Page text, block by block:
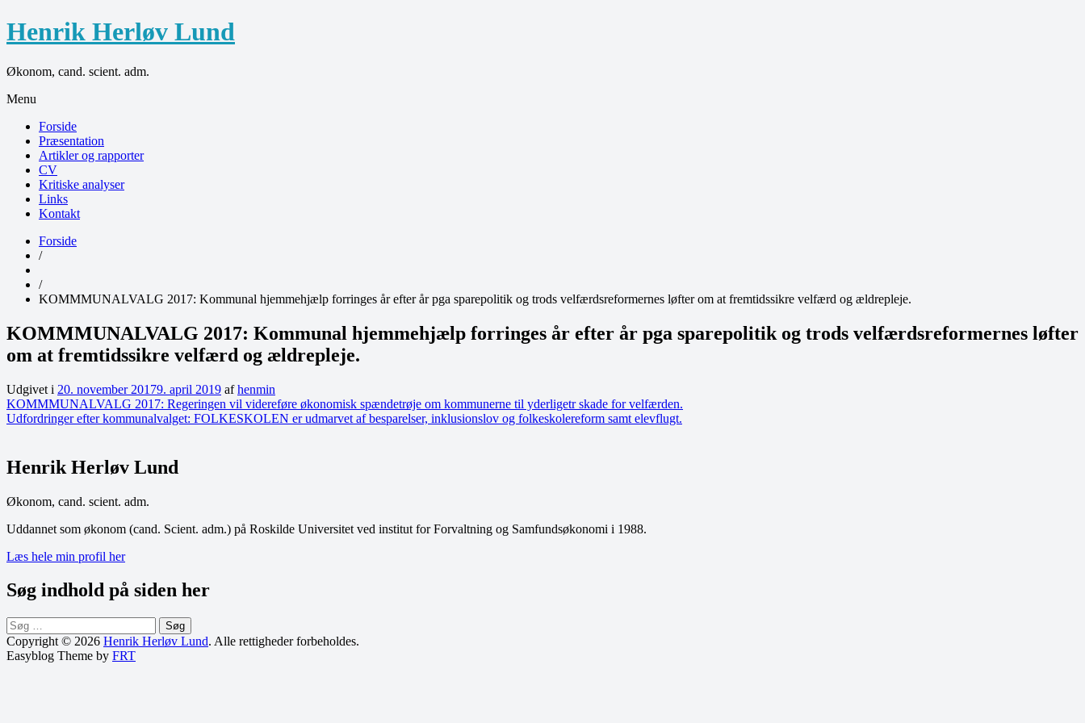
Henrik Herløv Lund
Økonom, cand. scient. adm.
Menu
Forside
Præsentation
Artikler og rapporter
CV
Kritiske analyser
Links
Kontakt
Forside
/
/
KOMMMUNALVALG 2017: Kommunal hjemmehjælp forringes år efter år pga sparepolitik og trods velfærdsreformernes løfter om at fremtidssikre velfærd og ældrepleje.
KOMMMUNALVALG 2017: Kommunal hjemmehjælp forringes år efter år pga sparepolitik og trods velfærdsreformernes løfter
om at fremtidssikre velfærd og ældrepleje.
Udgivet i 20. november 20179. april 2019 afhenmin
Indlægsnavigation
KOMMMUNALVALG 2017: Regeringen vil videreføre økonomisk spændetrøje om kommunerne til yderligetr skade for velfærden.
Udfordringer efter kommunalvalget: FOLKESKOLEN er udmarvet af besparelser, inklusionslov og folkeskolereform samt elevflugt.
Henrik Herløv Lund
Økonom, cand. scient. adm.
Uddannet som økonom (cand. Scient. adm.) på Roskilde Universitet ved institut for Forvaltning og Samfundsøkonomi i 1988.
Læs hele min profil her
Søg indhold på siden her
Søg
efter:
Copyright © 2026 Henrik Herløv Lund. Alle rettigheder forbeholdes.
Easyblog Theme by FRT